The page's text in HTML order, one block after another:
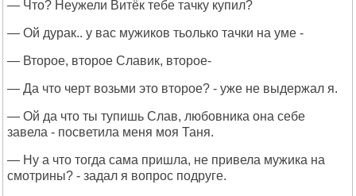
— Что? Неужели Витёк тебе тачку купил?
— Ой дурак.. у вас мужиков тьолько тачки на уме -
— Второе, второе Славик, второе-
— Да что черт возьми это второе? - уже не выдержал я.
— Ой да что ты тупишь Слав, любовника она себе
завела - посветила меня моя Таня.
— Ну а что тогда сама пришла, не привела мужика на
смотрины? - задал я вопрос подруге.